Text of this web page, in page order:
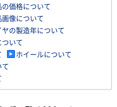
の価格について
画像について
ヤの製造年について
いて
ホイールについて